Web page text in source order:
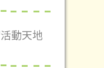
動天地